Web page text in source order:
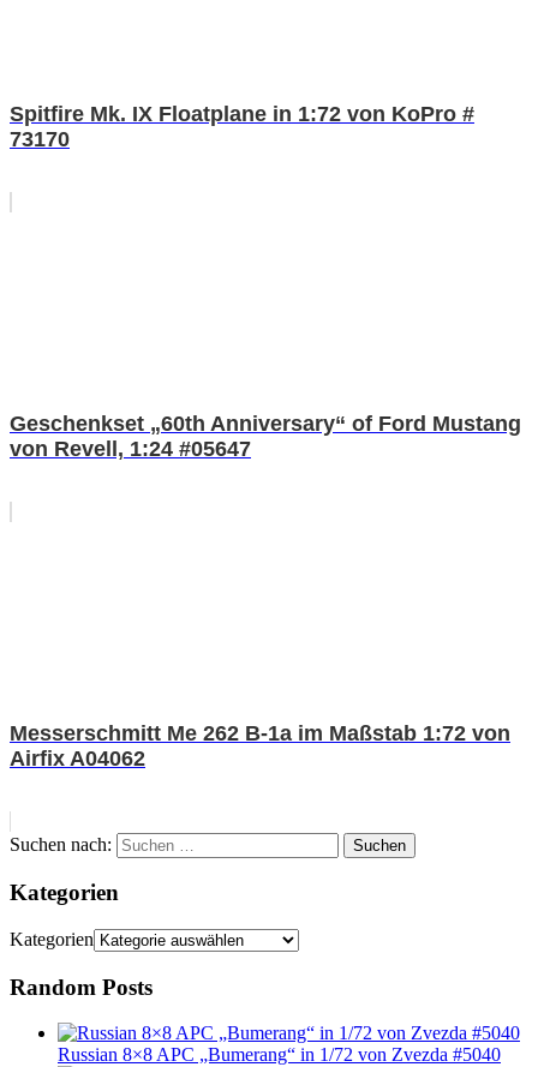
Spitfire Mk. IX Floatplane in 1:72 von KoPro #
73170
Geschenkset „60th Anniversary“ of Ford Mustang
von Revell, 1:24 #05647
Messerschmitt Me 262 B-1a im Maßstab 1:72 von
Airfix A04062
Suchen nach: Suchen
Kategorien
Kategorien
Random Posts
Russian 8×8 APC „Bumerang“ in 1/72 von Zvezda #5040